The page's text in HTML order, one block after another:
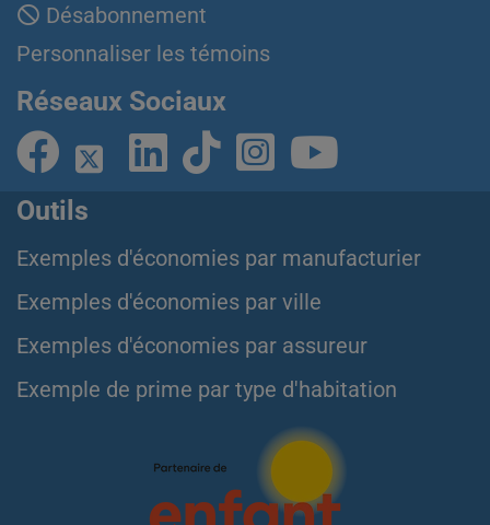
Désabonnement
Personnaliser les témoins
Réseaux Sociaux
Outils
Exemples d'économies par manufacturier
Exemples d'économies par ville
Exemples d'économies par assureur
Exemple de prime par type d'habitation